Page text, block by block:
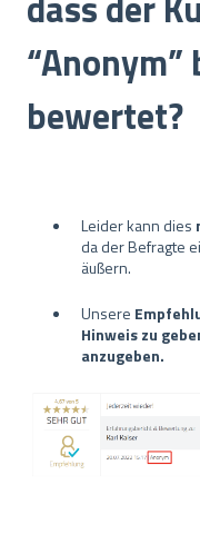
bewertet?
Leider kann dies
da der Befragte
äußern.
Unsere
Hinweis zu
anzugeben.